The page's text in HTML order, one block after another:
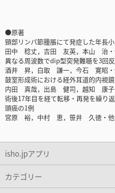
●原著
頸部リンパ節腫脹にて発症した年長
田中 稔丈，吉田 友英，本山 治
異なる周波数でdip型突発難聴を3回
酒井 昇，白取 謙一，今石 寛昭
鼓室形成術における経外耳道的内視
内田 真哉，出島 健司，越知 康子
術後17年目を経て転移・再発を繰り
頭癌の1例
宮原 裕，中村 恵，笹井 久徳・他
isho.jpアプリ
カテゴリー